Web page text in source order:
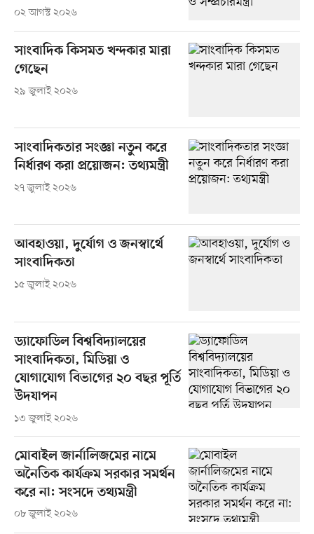
০২ আগস্ট ২০২৬
সাংবাদিক কিসমত খন্দকার মারা
গেছেন
২৯ জুলাই ২০২৬
সাংবাদিকতার সংজ্ঞা নতুন করে
নির্ধারণ করা প্রয়োজন: তথ্যমন্ত্রী
২৭ জুলাই ২০২৬
আবহাওয়া, দুর্যোগ ও জনস্বার্থে
সাংবাদিকতা
১৫ জুলাই ২০২৬
ড্যাফোডিল বিশ্ববিদ্যালয়ের
সাংবাদিকতা, মিডিয়া ও
যোগাযোগ বিভাগের ২০ বছর পূর্তি
উদযাপন
১৩ জুলাই ২০২৬
মোবাইল জার্নালিজমের নামে
অনৈতিক কার্যক্রম সরকার সমর্থন
করে না: সংসদে তথ্যমন্ত্রী
০৮ জুলাই ২০২৬